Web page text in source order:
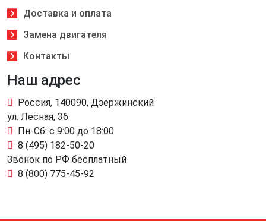
Доставка и оплата
Замена двигателя
Контакты
Наш адрес
Россия, 140090, Дзержинский
ул. Лесная, 36
Пн-Сб: с 9:00 до 18:00
8 (495) 182-50-20
Звонок по РФ бесплатный
8 (800) 775-45-92